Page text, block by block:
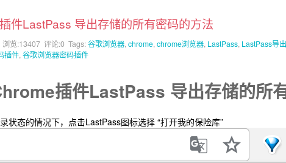
件LastPass 导出存储的所有密码的方法
浏览:13407 评论:0 Tags:谷歌浏览器, chrome, chrome浏览器, LastPass, LastPass导出
插件, 谷歌浏览器密码插件
插件LastPass 导出存储的所
状态的情况下，点击LastPass图标选择 “打开我的保险库”